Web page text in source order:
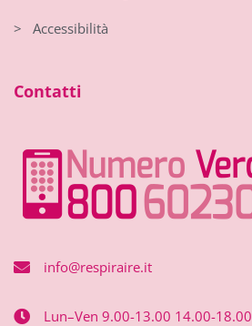
> Accessibilità
Contatti
info@respiraire.it
Lun–Ven 9.00-13.00 14.00-18.00